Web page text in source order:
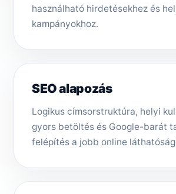
használható hirdetésekhez és
kampányokhoz.
SEO alapozás
Logikus címsorstruktúra, helyi
gyors betöltés és Google-barát
felépítés a jobb online